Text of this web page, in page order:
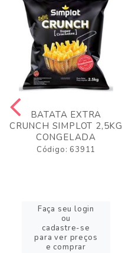
BATATA EXTRA
CRUNCH SIMPLOT 2,5KG
CONGELADA
Código: 63911
Faça seu login
ou
cadastre-se
para ver preços
e comprar